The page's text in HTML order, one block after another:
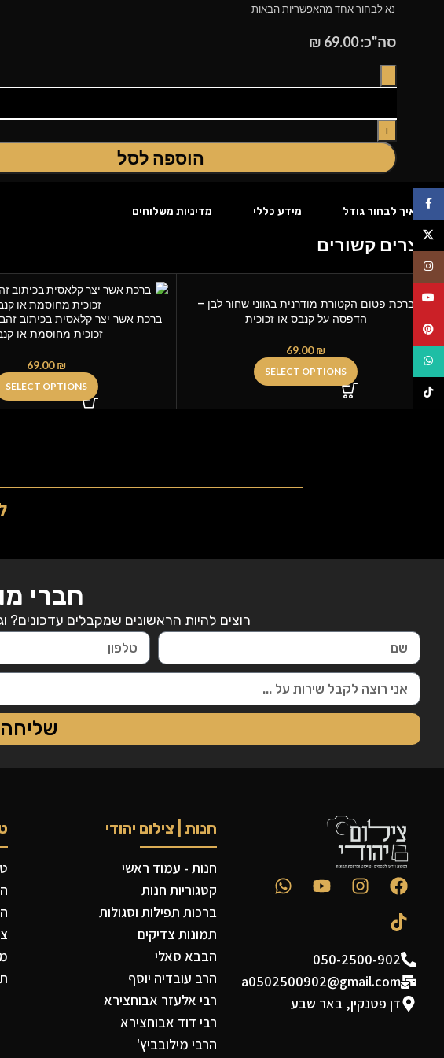
נא לבחור אחד מהאפשריות הבאות
סה"כ:69.00
₪
הוספה לסל
איך לבחור גודל מידע כללי מדיניות משלוחים
מוצרים קשורים
ברכת פטום הקטורת מודרנית בגווני שחור לבן –
הדפסה על קנבס או זכוכית
69.00₪
SELECT OPTIONS
ברכת אשר יצר קלאסית בכיתוב
זכוכית מחוסמת או
69.00₪
SELECT OPTIONS
חברי
רוצים להיות הראשונים שמקבלים עדכונים?
שליחה
050-2500-902
a0502500902@gmail.com
דן פטנקין, באר שבע
חנות | צילום יהודי
חנות - עמוד ראשי
קטגוריות חנות
ברכות תפילות וסגולות
תמונות צדיקים
הבבא סאלי
הרב עובדיה יוסף
רבי אלעזר אבוחצירא
רבי דוד אבוחצירא
הרבי מילובביץ'